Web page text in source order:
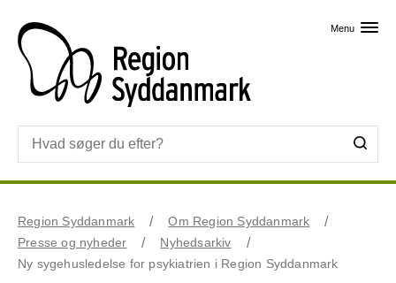
Menu
Region Syddanmark
Om Region Syddanmark
Presse og nyheder
Nyhedsarkiv
Ny sygehusledelse for psykiatrien i Region Syddanmark